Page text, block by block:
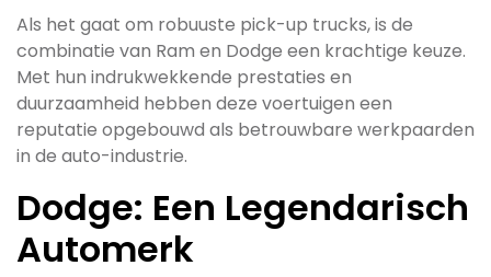
Als het gaat om robuuste pick-up trucks, is de
combinatie van Ram en Dodge een krachtige keuze.
Met hun indrukwekkende prestaties en
duurzaamheid hebben deze voertuigen een
reputatie opgebouwd als betrouwbare werkpaarden
in de auto-industrie.
Dodge: Een Legendarisch
Automerk